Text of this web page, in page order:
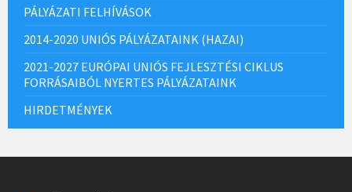
PÁLYÁZATI FELHÍVÁSOK
2014-2020 UNIÓS PÁLYÁZATAINK (HAZAI)
2021-2027 EURÓPAI UNIÓS FEJLESZTÉSI CIKLUS
FORRÁSAIBÓL NYERTES PÁLYÁZATAINK
HIRDETMÉNYEK